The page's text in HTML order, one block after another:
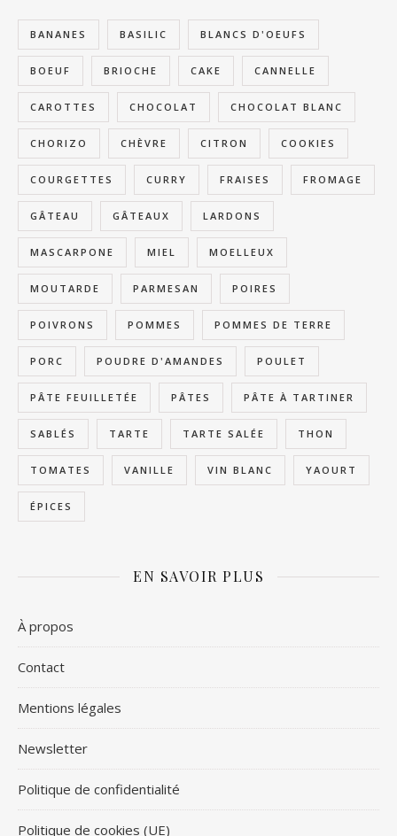
BANANES BASILIC BLANCS D'OEUFS
BOEUF BRIOCHE CAKE CANNELLE
CAROTTES CHOCOLAT CHOCOLAT BLANC
CHORIZO CHÈVRE CITRON COOKIES
COURGETTES CURRY FRAISES FROMAGE
GÂTEAU GÂTEAUX LARDONS
MASCARPONE MIEL MOELLEUX
MOUTARDE PARMESAN POIRES
POIVRONS POMMES POMMES DE TERRE
PORC POUDRE D'AMANDES POULET
PÂTE FEUILLETÉE PÂTES PÂTE À TARTINER
SABLÉS TARTE TARTE SALÉE THON
TOMATES VANILLE VIN BLANC YAOURT
ÉPICES
EN SAVOIR PLUS
À propos
Contact
Mentions légales
Newsletter
Politique de confidentialité
Politique de cookies (UE)